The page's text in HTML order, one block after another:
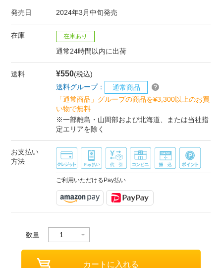
発売日 2024年3月中旬発売
在庫 在庫あり
通常24時間以内に出荷
送料 ¥550(税込)
送料グループ：
通常商品
「通常商品」グループの商品を¥3,300以上のお買
い物で無料
※一部離島・山間部および北海道、または当社指
定エリアを除く
お支払い
方法
ご利用いただけるPay払い
数量